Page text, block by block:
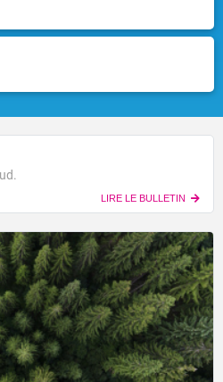
LIRE LE BULLETIN